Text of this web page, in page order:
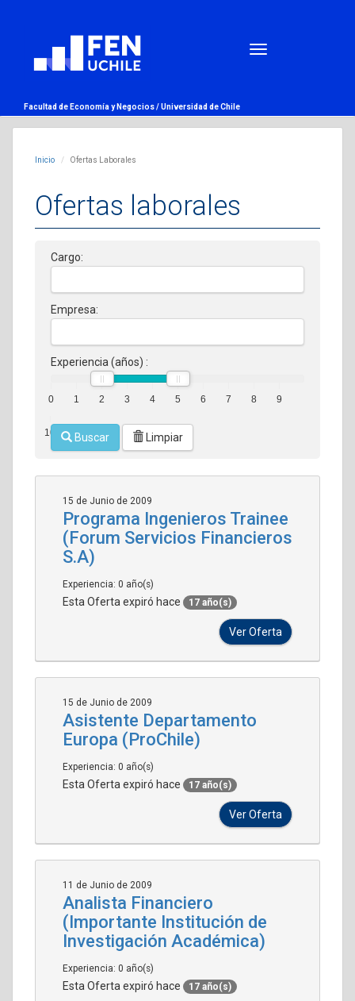
Facultad de Economía y Negocios /Universidad de Chile
Inicio Ofertas Laborales
Ofertas laborales
Cargo:
Empresa:
Experiencia (años) :
0 1 2 3 4 5 6 7 8 9
10 Buscar Limpiar
15 de Junio de 2009
Programa Ingenieros Trainee
(Forum Servicios Financieros
S.A)
Experiencia: 0 año(s)
Esta Oferta expiró hace 17 año(s)
Ver Oferta
15 de Junio de 2009
Asistente Departamento
Europa (ProChile)
Experiencia: 0 año(s)
Esta Oferta expiró hace 17 año(s)
Ver Oferta
11 de Junio de 2009
Analista Financiero
(Importante Institución de
Investigación Académica)
Experiencia: 0 año(s)
Esta Oferta expiró hace 17 año(s)